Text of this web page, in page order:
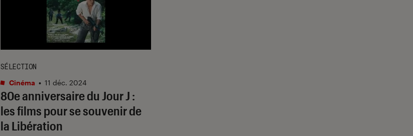
80e anniversaire du Jour J :
les films pour se souvenir de
la Libération
SÉLECTION
Cinéma • 11 déc. 2024